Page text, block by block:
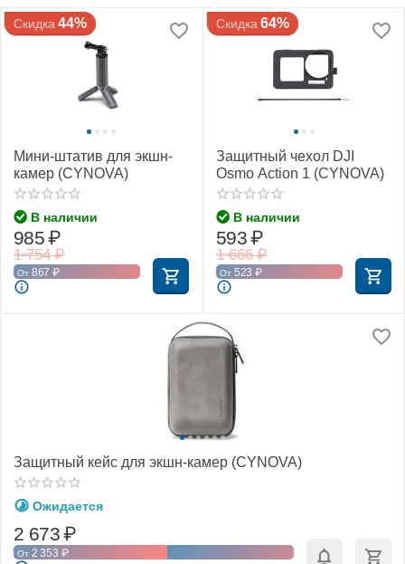
Скидка 44%
Мини-штатив для экшн-
камер (CYNOVA)
В наличии
1 754 ₽
985₽
От 867 ₽
Скидка 64%
Защитный чехол DJI
Osmo Action 1 (CYNOVA)
В наличии
1 666 ₽
593₽
От 523 ₽
Защитный кейс для экшн-камер (CYNOVA)
Ожидается
2 673₽
От 2 353 ₽